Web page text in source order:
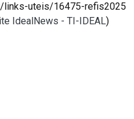
links-uteis/16475-refis2025
IdealNews - TI-IDEAL)